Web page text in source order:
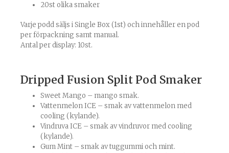
20st olika smaker
Varje podd säljs i Single Box (1st) och innehåller en pod
per förpackning samt manual.
Antal per display: 10st.
Dripped Fusion Split Pod Smaker
Sweet Mango – mango smak.
Vattenmelon ICE – smak av vattenmelon med
cooling (kylande).
Vindruva ICE – smak av vindruvor med cooling
(kylande).
Gum Mint – smak av tuggummi och mint.